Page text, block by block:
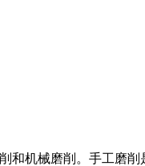
和机械磨削。手工磨